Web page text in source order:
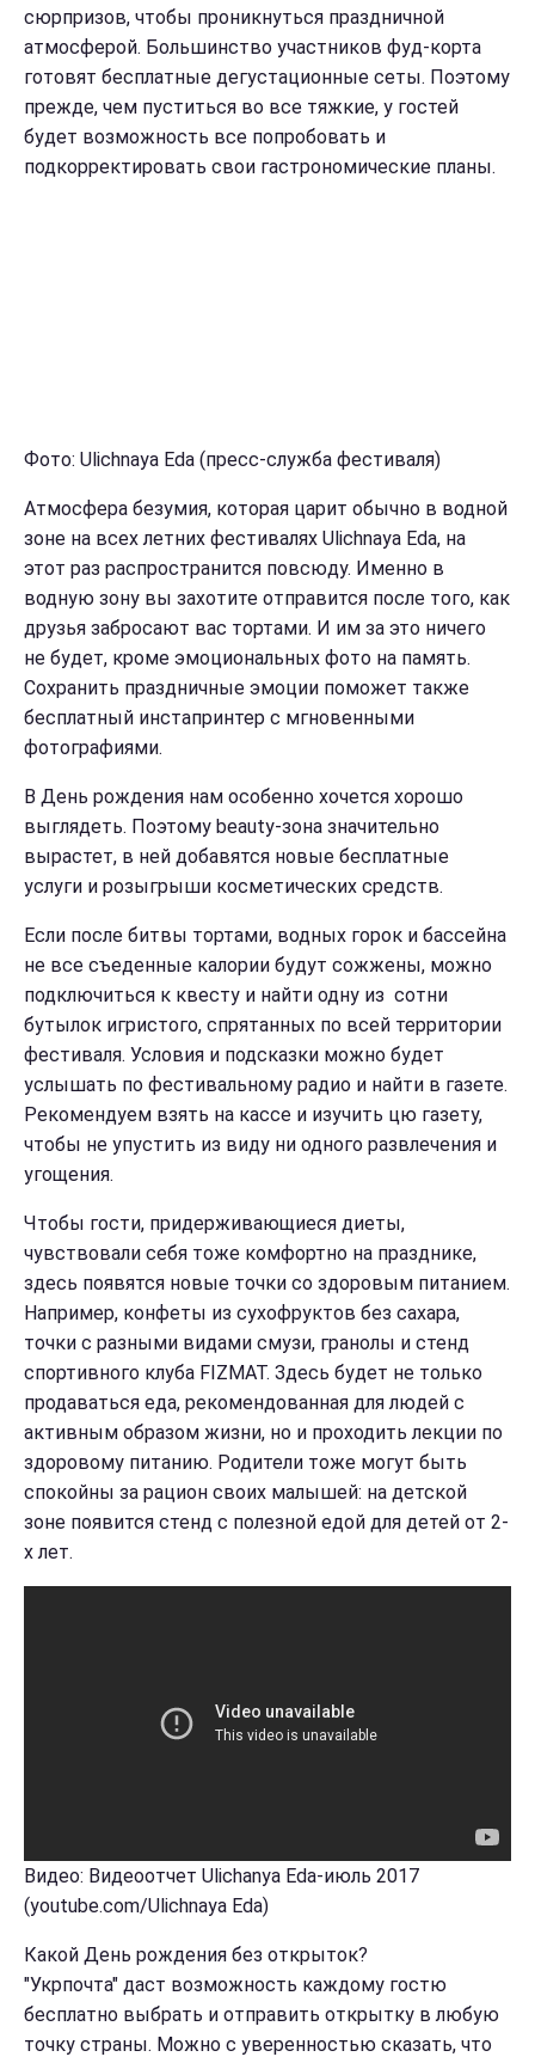
сюрпризов, чтобы проникнуться праздничной
атмосферой. Большинство участников фуд-корта
готовят бесплатные дегустационные сеты. Поэтому
прежде, чем пуститься во все тяжкие, у гостей
будет возможность все попробовать и
подкорректировать свои гастрономические планы.
Фото: Ulichnaya Eda (пресс-служба фестиваля)
Атмосфера безумия, которая царит обычно в водной
зоне на всех летних фестивалях Ulichnaya Eda, на
этот раз распространится повсюду. Именно в
водную зону вы захотите отправится после того, как
друзья забросают вас тортами. И им за это ничего
не будет, кроме эмоциональных фото на память.
Сохранить праздничные эмоции поможет также
бесплатный инстапринтер с мгновенными
фотографиями.
В День рождения нам особенно хочется хорошо
выглядеть. Поэтому beauty-зона значительно
вырастет, в ней добавятся новые бесплатные
услуги и розыгрыши косметических средств.
Если после битвы тортами, водных горок и бассейна
не все съеденные калории будут сожжены, можно
подключиться к квесту и найти одну из сотни
бутылок игристого, спрятанных по всей территории
фестиваля. Условия и подсказки можно будет
услышать по фестивальному радио и найти в газете.
Рекомендуем взять на кассе и изучить цю газету,
чтобы не упустить из виду ни одного развлечения и
угощения.
Чтобы гости, придерживающиеся диеты,
чувствовали себя тоже комфортно на празднике,
здесь появятся новые точки со здоровым питанием.
Например, конфеты из сухофруктов без сахара,
точки с разными видами смузи, гранолы и стенд
спортивного клуба FIZMAT. Здесь будет не только
продаваться еда, рекомендованная для людей с
активным образом жизни, но и проходить лекции по
здоровому питанию. Родители тоже могут быть
спокойны за рацион своих малышей: на детской
зоне появится стенд с полезной едой для детей от 2-
х лет.
Видео: Видеоотчет Ulichanya Eda-июль 2017
(youtube.com/Ulichnaya Eda)
Какой День рождения без открыток?
"Укрпочта" даст возможность каждому гостю
бесплатно выбрать и отправить открытку в любую
точку страны. Можно с уверенностью сказать, что